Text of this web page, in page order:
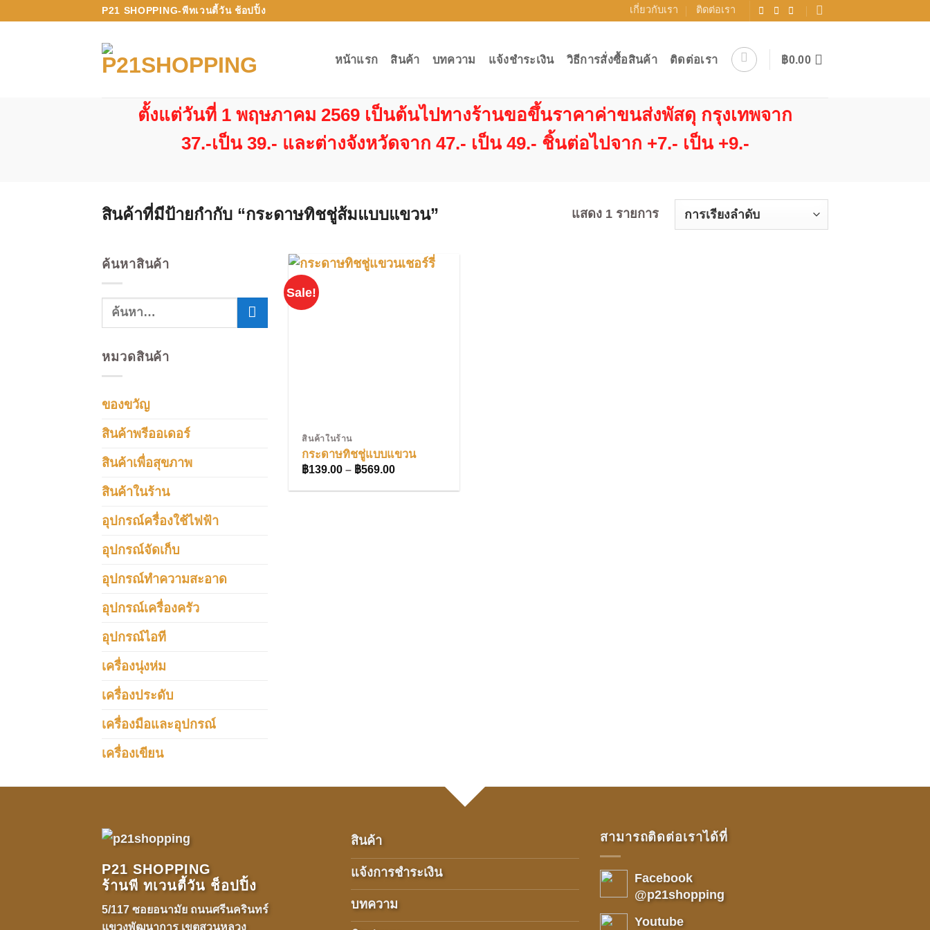
P21 SHOPPING-พีทเวนตี้วัน ช้อปปิ้ง เกี่ยวกับเรา ติดต่อเรา
หน้าแรก สินค้า บทความ แจ้งชำระเงิน วิธีการสั่งซื้อสินค้า ติดต่อเรา ฿0.00
ตั้งแต่วันที่ 1 พฤษภาคม 2569 เป็นต้นไปทางร้านขอขึ้นราคาค่าขนส่งพัสดุ กรุงเทพจาก
37.-เป็น 39.- และต่างจังหวัดจาก 47.- เป็น 49.- ชิ้นต่อไปจาก +7.- เป็น +9.-
สินค้าที่มีป้ายกำกับ “กระดาษทิชชู่ส้มแบบแขวน” แสดง 1 รายการ
ค้นหาสินค้า
ค้นหา:
หมวดสินค้า
ของขวัญ
สินค้าพรีออเดอร์
สินค้าเพื่อสุขภาพ
สินค้าในร้าน
อุปกรณ์ครื่องใช้ไฟฟ้า
อุปกรณ์จัดเก็บ
อุปกรณ์ทำความสะอาด
อุปกรณ์เครื่องครัว
อุปกรณ์ไอที
เครื่องนุ่งห่ม
เครื่องประดับ
เครื่องมือและอุปกรณ์
เครื่องเขียน
Sale!
สินค้าในร้าน
กระดาษทิชชู่แบบแขวน
฿139.00 – ฿569.00Price
฿139.00
P21 SHOPPING
ร้านพี ทเวนตี้วัน ช็อปปิ้ง
5/117 ซอยอนามัย ถนนศรีนครินทร์
แขวงพัฒนาการ เขตสวนหลวง
สินค้า
แจ้งการชำระเงิน
บทความ
สามารถติดต่อเราได้ที่
Facebook
@p21shopping
Youtube